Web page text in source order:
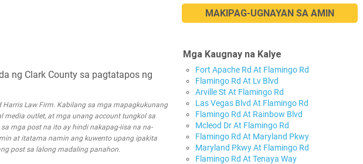
ng Clark County sa pagtatapos ng
Law Firm. Kabilang sa mga mapagkukunang
media outlet, at mga unang account tungkol sa
mga post na ito ay hindi nakapag-iisa na na-
at itatama namin ang kuwento upang ipakita
post sa lalong madaling panahon.
MAKIPAG-UGNAYAN SA AMIN
Mga Kaugnay na Kalye
Fort Apache Rd At Flamingo Rd
Flamingo Rd At Lv Blvd
Arville St At Flamingo Rd
Las Vegas Blvd At Flamingo Rd
Flamingo Rd At Rainbow Blvd
Mcleod Dr At Flamingo Rd
Flamingo Rd At Maryland Pkwy
Maryland Pkwy At Flamingo Rd
Flamingo Rd At Tenaya Way